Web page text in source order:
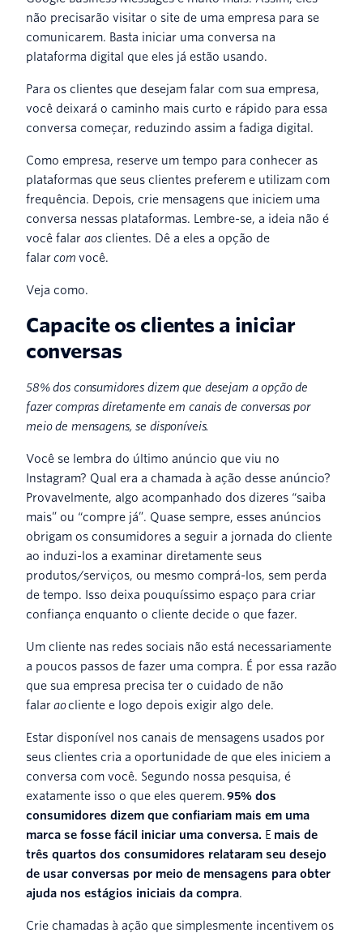
não precisarão visitar o site de uma empresa para se
comunicarem. Basta iniciar uma conversa na
plataforma digital que eles já estão usando.
Para os clientes que desejam falar com sua empresa,
você deixará o caminho mais curto e rápido para essa
conversa começar, reduzindo assim a fadiga digital.
Como empresa, reserve um tempo para conhecer as
plataformas que seus clientes preferem e utilizam com
frequência. Depois, crie mensagens que iniciem uma
conversa nessas plataformas. Lembre-se, a ideia não é
você falar aosclientes. Dê a eles a opção de
falarcom você.
Veja como.
Capacite os clientes a iniciar
conversas
58% dos consumidores dizem que desejam a opção de
fazer compras diretamente em canais de conversas por
meio de mensagens, se disponíveis.
Você se lembra do último anúncio que viu no
Instagram? Qual era a chamada à ação desse anúncio?
Provavelmente, algo acompanhado dos dizeres “saiba
mais” ou “compre já”. Quase sempre, esses anúncios
obrigam os consumidores a seguir a jornada do cliente
ao induzi-los a examinar diretamente seus
produtos/serviços, ou mesmo comprá-los, sem perda
de tempo. Isso deixa pouquíssimo espaço para criar
confiança enquanto o cliente decide o que fazer.
Um cliente nas redes sociais não está necessariamente
a poucos passos de fazer uma compra. É por essa razão
que sua empresa precisa ter o cuidado de não
falaraocliente e logo depois exigir algo dele.
Estar disponível nos canais de mensagens usados por
seus clientes cria a oportunidade de que eles iniciem a
conversa com você. Segundo nossa pesquisa, é
exatamente isso o que eles querem.95% dos
consumidores dizem que confiariam mais em uma
marca se fosse fácil iniciar uma conversa. E mais de
três quartos dos consumidores relataram seu desejo
de usar conversas por meio de mensagens para obter
ajuda nos estágios iniciais da compra.
Crie chamadas à ação que simplesmente incentivem os